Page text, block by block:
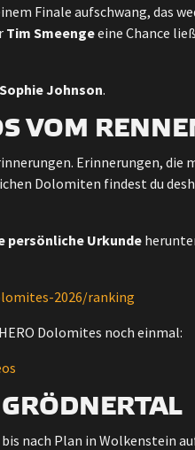
Finale aufschwang, das
Tim Smeengeeine Chance
Sophie Johnson.
VOM
Erinnerungen, die
Dolomiten findest du
persönliche Urkunde
2026/ranking
Dolomites noch einmal:
nach Plan in Wolkenstein